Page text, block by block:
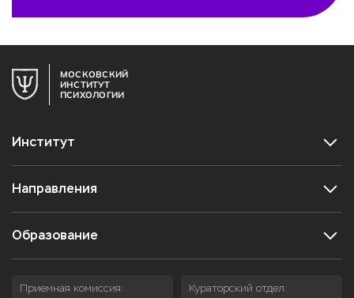
МОСКОВСКИЙ
ИНСТИТУТ
ПСИХОЛОГИИ
Институт
Направления
Образование
Приемная комиссия: Кураторский отдел: